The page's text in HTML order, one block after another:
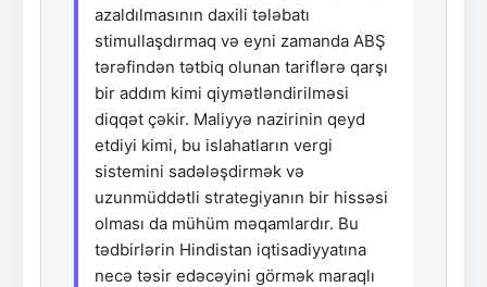
azaldılmasının daxili tələbatı
stimullaşdırmaq və eyni zamanda ABŞ
tərəfindən tətbiq olunan tariflərə qarşı
bir addım kimi qiymətləndirilməsi
diqqət çəkir. Maliyyə nazirinin qeyd
etdiyi kimi, bu islahatların vergi
sistemini sadələşdirmək və
uzunmüddətli strategiyanın bir hissəsi
olması da mühüm məqamlardır. Bu
tədbirlərin Hindistan iqtisadiyyatına
necə təsir edəcəyini görmək maraqlı